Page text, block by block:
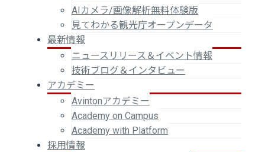
AIカメラ/画像解析無料体験版
見てわかる観光庁オープンデータ
最新情報
ニュースリリース＆イベント情報
技術ブログ＆インタビュー
アカデミー
Avintonアカデミー
Academy on Campus
Academy with Platform
採用情報